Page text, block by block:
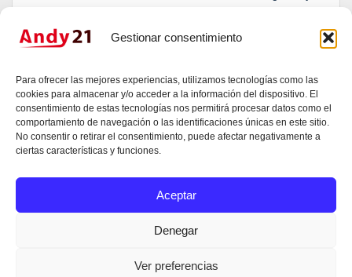
Gestionar consentimiento
Para ofrecer las mejores experiencias, utilizamos tecnologías como las
cookies para almacenar y/o acceder a la información del dispositivo. El
consentimiento de estas tecnologías nos permitirá procesar datos como el
comportamiento de navegación o las identificaciones únicas en este sitio.
No consentir o retirar el consentimiento, puede afectar negativamente a
ciertas características y funciones.
Aceptar
Denegar
Ver preferencias
SE HAN QUEDADO ATRÁS?
Da igual si es una idea, una duda técnica o un
proyecto que necesita un empujón. Andy escucha,
Andy Garcia(Andy21)